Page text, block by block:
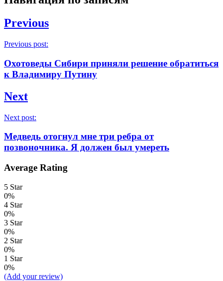
Previous
Previous post:
Охотоведы Сибири приняли решение обратиться
к Владимиру Путину
Next
Next post:
Медведь отогнул мне три ребра от
позвоночника. Я должен был умереть
Average Rating
5 Star
0%
4 Star
0%
3 Star
0%
2 Star
0%
1 Star
0%
(Add your review)